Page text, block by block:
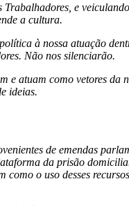
e
a cultura.
à nossa atuação
Não nos silenciarão.
e atuam como vetores da
ideias.
de emendas
da prisão
como o uso desses